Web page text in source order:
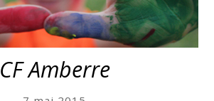
CF Amberre